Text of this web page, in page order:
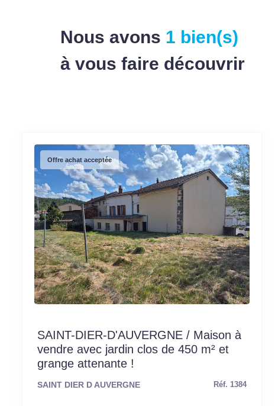
Nous avons 1 bien(s)
à vous faire découvrir
Offre achat acceptée
SAINT-DIER-D'AUVERGNE / Maison à
vendre avec jardin clos de 450 m² et
grange attenante !
SAINT DIER D AUVERGNE Réf. 1384